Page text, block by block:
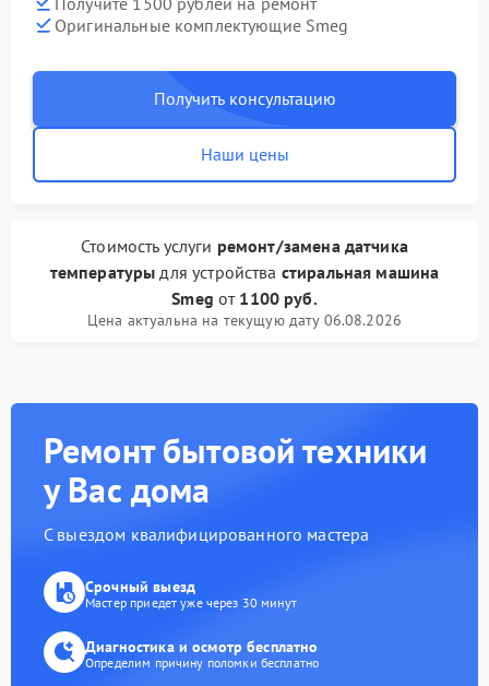
Оригинальные комплектующие Smeg
Получить консультацию
Наши цены
Стоимость услуги ремонт/замена датчика
температуры для устройства стиральная машина
Smeg от 1100 руб.
Цена актуальна на текущую дату 06.08.2026
Ремонт бытовой техники
у Вас дома
С выездом квалифицированного мастера
Срочный выезд
Мастер приедет уже через 30 минут
Диагностика и осмотр бесплатно
Определим причину поломки бесплатно